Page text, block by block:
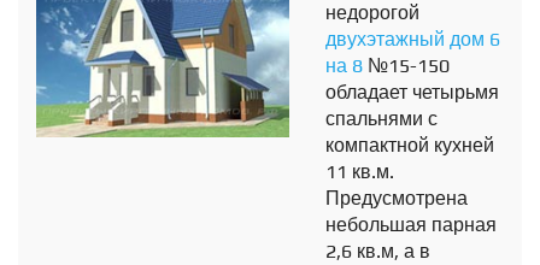
недорогой
двухэтажный дом 6
на 8 №15-150
обладает четырьмя
спальнями с
компактной кухней
11 кв.м.
Предусмотрена
небольшая парная
2,6 кв.м, а в